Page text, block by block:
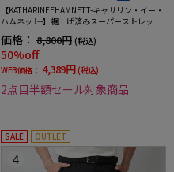
【KATHARINEEHAMNETT-キャサリン・イー・
ハムネット-】裾上げ済みスーパーストレッチ
価格： 8,800円 (税込)
50%off
WEB価格： 4,389円 (税込)
2点目半額セール対象商品
SALE OUTLET
4